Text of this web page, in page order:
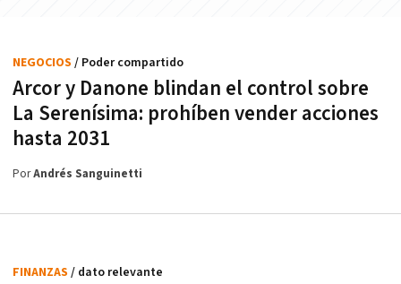
Arcor y Danone blindan el control sobre
La Serenísima: prohíben vender acciones
hasta 2031
NEGOCIOS / Poder compartido
PorAndrés Sanguinetti
FINANZAS / dato relevante